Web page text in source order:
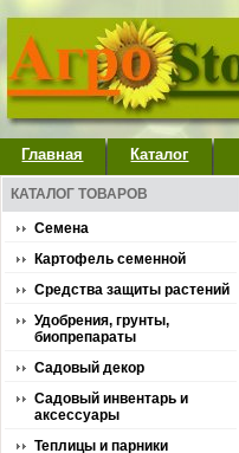
Главная Каталог
КАТАЛОГ ТОВАРОВ
Семена
Картофель семенной
Средства защиты растений
Удобрения, грунты,
биопрепараты
Садовый декор
Садовый инвентарь и
аксессуары
Теплицы и парники